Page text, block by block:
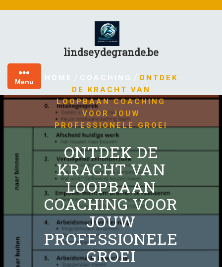
lindseydegrande.be
Menu HOME / COACHING / ONTDEK
DE KRACHT VAN
LOOPBAAN COACHING
VOOR JOUW
PROFESSIONELE GROEI
ONTDEK DE
KRACHT VAN
LOOPBAAN
COACHING VOOR
JOUW
PROFESSIONELE
GROEI